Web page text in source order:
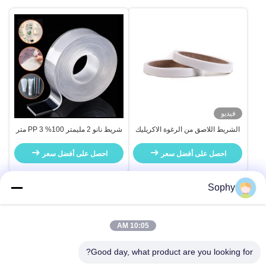
فيديو
الشريط اللاصق من الرغوة الاكريليك
للتطبيقات البحرية والقوارب
احصل على أفضل سعر
شريط نانو 2 مليمتر 100% PP 3 متر
احصل على أفضل سعر
العنوان
Sophy
10:05 AM
Good day, what product are you looking for?